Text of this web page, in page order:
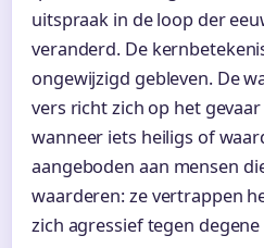
uitspraak in de loop der
veranderd. De
ongewijzigd gebleven. De
vers richt zich op het
wanneer iets heiligs of
aangeboden aan mensen
waarderen: ze vertrappen
zich agressief tegen